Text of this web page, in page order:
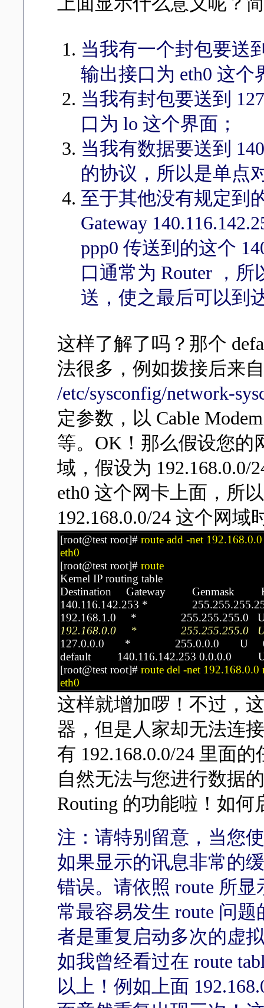
当我有一个封包要送
输出接口为 eth0 这个
当我有封包要送到
口为 lo 这个界面；
当我有数据要送到
的协议，所以是单点
至于其他没有规定到
Gateway
ppp0 传送到的这个
口通常为 Router ，
送，使之最后可以到
这样了解了吗？那个
法很多，例如拨接后来
/etc/sysconfig/network-
定参数，以 Cable
等。OK！那么假设您的
域，假设为
eth0 这个网卡上面，所
192.168.0.0/24 这个网
[root@test root]# route add -net
eth0
[root@test root]# route
Kernel IP routing table
Destination Gateway Genmask
140.116.142.253 *
192.168.1.0 *
192.168.0.0 *
127.0.0.0 * 255.0.0.0
default 140.116.142.253
[root@test root]# route del -net 192.168.0.0
eth0
这样就增加啰！不过，
器，但是人家却无法连
有 192.168.0.0/24 里面
自然无法与您进行数据
Routing 的功能啦！如
注：请特别留意，当您
如果显示的讯息非常的
错误。请依照 route 所
常最容易发生 route 问
者是重复启动多次的虚
如我曾经看过在 route
以上！例如上面